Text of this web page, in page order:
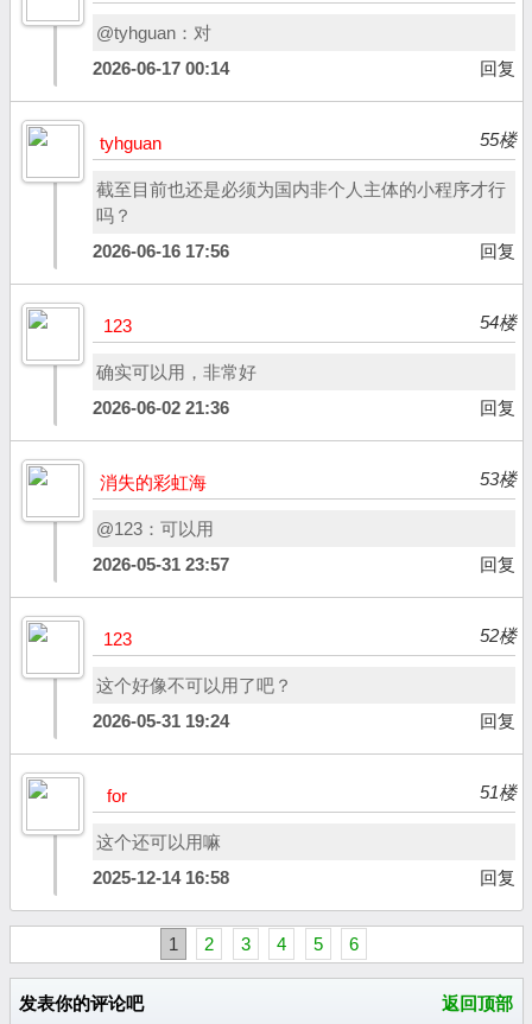
@tyhguan：对
2026-06-17 00:14
回复
tyhguan 55楼
截至目前也还是必须为国内非个人主体的小程序才行
吗？
2026-06-16 17:56
回复
123 54楼
确实可以用，非常好
2026-06-02 21:36
回复
消失的彩虹海 53楼
@123：可以用
2026-05-31 23:57
回复
123 52楼
这个好像不可以用了吧？
2026-05-31 19:24
回复
for 51楼
这个还可以用嘛
2025-12-14 16:58
回复
1 2 3 4 5 6
发表你的评论吧 返回顶部